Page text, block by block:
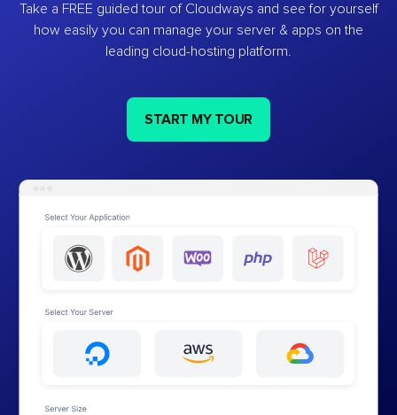
Take a FREE guided tour of Cloudways and see for yourself
how easily you can manage your server & apps on the
leading cloud-hosting platform.
START MY TOUR